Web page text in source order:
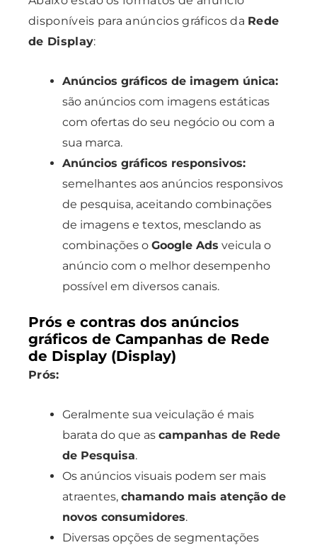
disponíveis para anúncios gráficos da Rede
de Display:
Anúncios gráficos de imagem única:
são anúncios com imagens estáticas
com ofertas do seu negócio ou com a
sua marca.
Anúncios gráficos responsivos:
semelhantes aos anúncios responsivos
de pesquisa, aceitando combinações
de imagens e textos, mesclando as
combinações o Google Ads veicula o
anúncio com o melhor desempenho
possível em diversos canais.
Prós e contras dos anúncios
gráficos de Campanhas de Rede
de Display (Display)
Prós:
Geralmente sua veiculação é mais
barata do que as campanhas de Rede
de Pesquisa.
Os anúncios visuais podem ser mais
atraentes, chamando mais atenção de
novos consumidores.
Diversas opções de segmentações